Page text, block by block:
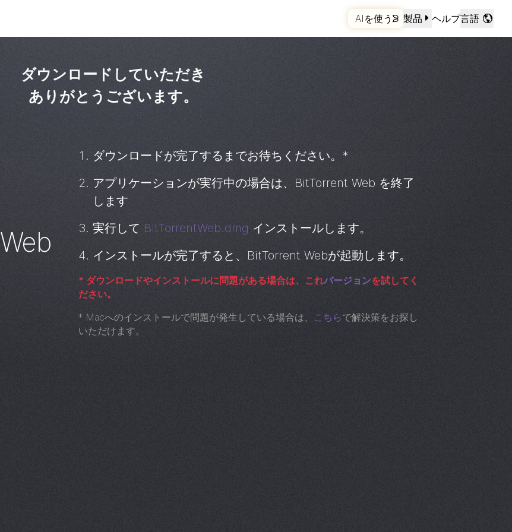
今すぐ使いましょう
AIを使う 製品 ヘルプ言語
ダウンロードしていただき
ありがとうございます。
Web
ダウンロードが完了するまでお待ちください。*
アプリケーションが実行中の場合は、
BitTorrent Web を終了
します
実行して BitTorrentWeb.dmg インストールします。
インストールが完了すると、
BitTorrent Webが起動します。
* ダウンロードやインストールに問題がある場合は、これバージョンを試してく
ださい。
* Macへのインストールで問題が発生している場合は、 こちらで解決策をお探し
いただけます。